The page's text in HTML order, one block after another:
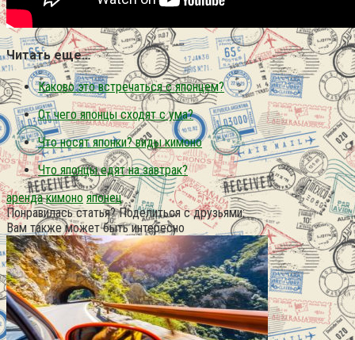
Читать еще…
Каково это встречаться с японцем?
От чего японцы сходят с ума?
Что носят японки? виды кимоно
Что японцы едят на завтрак?
аренда кимоно японец
Понравилась статья? Поделиться с друзьями:
Вам также может быть интересно